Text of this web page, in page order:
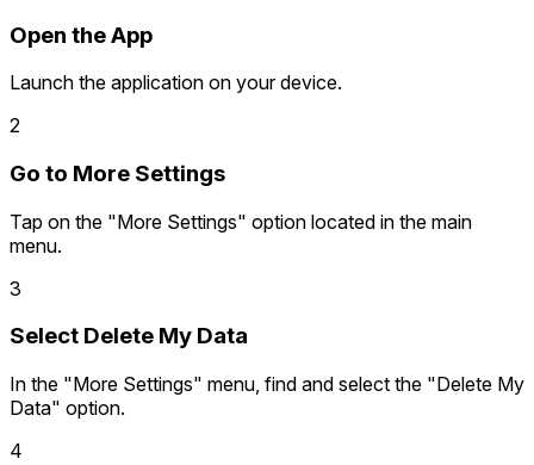
Open the App
Launch the application on your device.
2
Go to More Settings
Tap on the "More Settings" option located in the main
menu.
3
Select Delete My Data
In the "More Settings" menu, find and select the "Delete My
Data" option.
4